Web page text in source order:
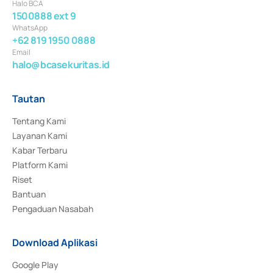
Halo BCA
1500888 ext 9
WhatsApp
+62 819 1950 0888
Email
halo@bcasekuritas.id
Tautan
Tentang Kami
Layanan Kami
Kabar Terbaru
Platform Kami
Riset
Bantuan
Pengaduan Nasabah
Download Aplikasi
Google Play